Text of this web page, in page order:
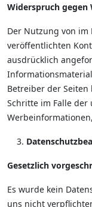
Widerspruch gegen
Der Nutzung von
veröffentlichten
ausdrücklich
Betreiber der
Schritte im Falle
Gesetzlich
Es wurde kein
uns nicht